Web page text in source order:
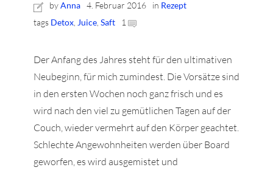
byAnna 4. Februar 2016 in Rezept
tags Detox Juice Saft 1
Der Anfang des Jahres steht für den ultimativen
Neubeginn, für mich zumindest. Die Vorsätze sind
in den ersten Wochen noch ganz frisch und es
wird nach den viel zu gemütlichen Tagen auf der
Couch, wieder vermehrt auf den Körper geachtet.
Schlechte Angewohnheiten werden über Board
geworfen, es wird ausgemistet und